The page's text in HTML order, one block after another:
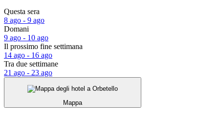
Questa sera
8 ago - 9 ago
Domani
9 ago - 10 ago
Il prossimo fine settimana
14 ago - 16 ago
Tra due settimane
21 ago - 23 ago
Mappa